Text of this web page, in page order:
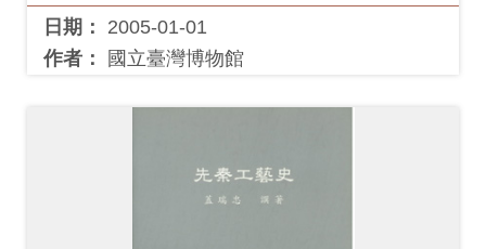
日期：
2005-01-01
作者：
國立臺灣博物館